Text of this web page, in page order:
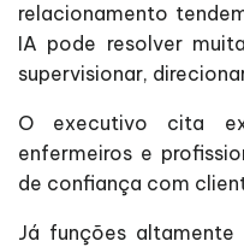
relacionamento
IA pode resolver
supervisionar,
O executivo cita
enfermeiros e
de confiança com
Já funções altamente